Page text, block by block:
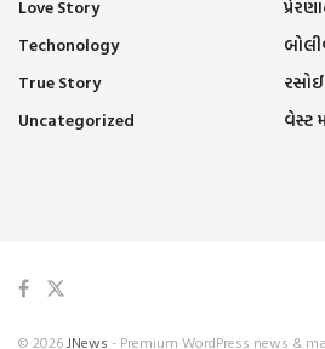
Love Story
Techonology
True Story
Uncategorized
રસોઈ
વેસ્ટ
© 2026JNews - Premium WordPress news &